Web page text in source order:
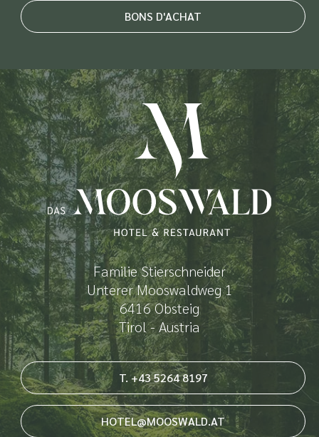
BONS D'ACHAT
Familie Stierschneider
Unterer Mooswaldweg 1
6416 Obsteig
Tirol - Austria
T. +43 5264 8197
HOTEL@MOOSWALD.AT